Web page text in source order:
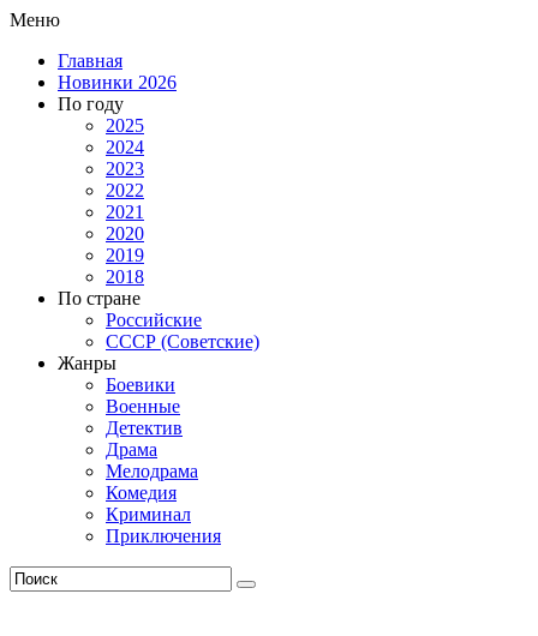
Меню
Главная
Новинки 2026
По году
2025
2024
2023
2022
2021
2020
2019
2018
По стране
Российские
СССР (Советские)
Жанры
Боевики
Военные
Детектив
Драма
Мелодрама
Комедия
Криминал
Приключения